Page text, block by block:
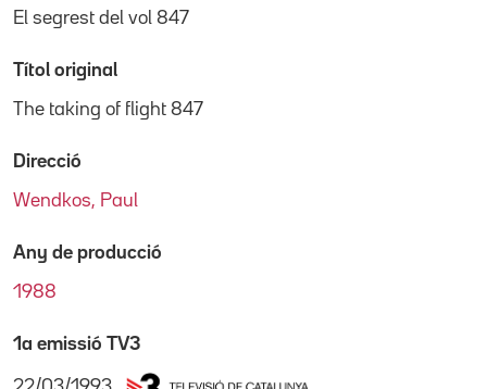
El segrest del vol 847
Títol original
The taking of flight 847
Direcció
Wendkos, Paul
Any de producció
1988
1a emissió TV3